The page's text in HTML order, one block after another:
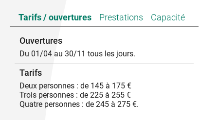
borde notre propriété, et vous profitez de notre
grande piscine intérieure de 32m², du sauna et du
Supplément 30 euros pour séjour d'une nuitée.
Personne supplémentaire de 40€ à 70€.
Tarifs / ouvertures Prestations Capacité
Ouvertures
Du 01/04 au 30/11 tous les jours.
Tarifs
Deux personnes : de 145 à 175 €
Trois personnes : de 225 à 255 €
Quatre personnes : de 245 à 275 €.